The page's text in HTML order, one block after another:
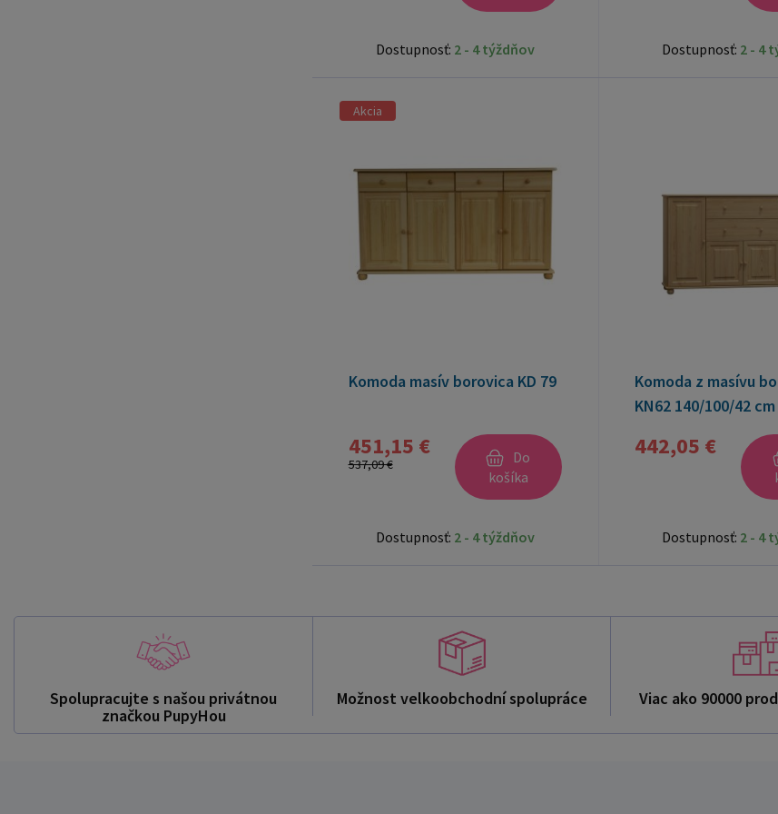
Dostupnosť: 2 - 4 týždňov Dostupnosť: 2 - 4
Akcia
Komoda masív borovica KD 79
451,15 €
537,09 €
Do
košíka
Dostupnosť: 2 - 4 týždňov
Komoda z masívu
KN62 140/100/42 cm
442,05 €
Dostupnosť: 2 - 4
Spolupracujte s našou privátnou
značkou PupyHou
Možnost velkoobchodní spolupráce Viac ako 90000